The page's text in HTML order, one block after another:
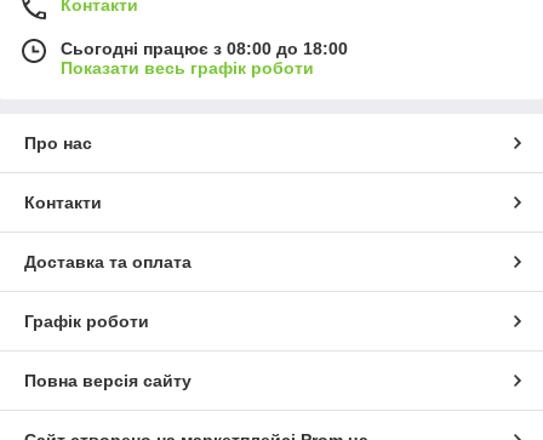
Контакти
Сьогодні працює з 08:00 до 18:00
Показати весь графік роботи
Про нас
Контакти
Доставка та оплата
Графік роботи
Повна версія сайту